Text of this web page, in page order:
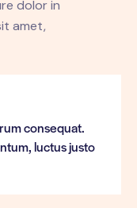
dolor in
amet,
consequat.
luctus justo